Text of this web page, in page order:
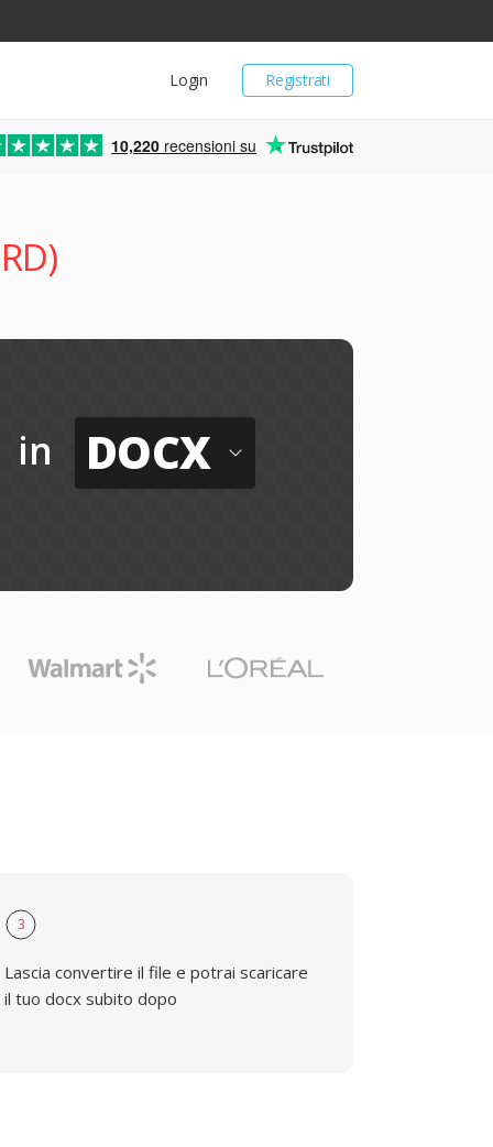
Registrati
Login
10,220 recensioni su
in DOCX
3
Lascia convertire il file e potrai scaricare
il tuo docx subito dopo